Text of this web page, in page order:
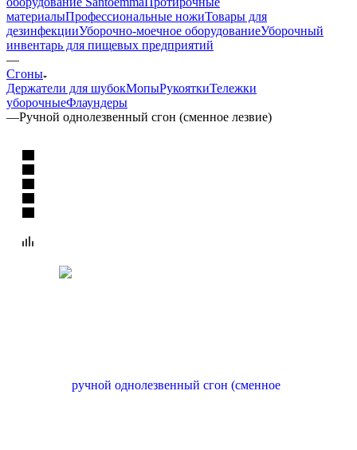
материалыПрофессиональные ножиТовары для
дезинфекцииУборочно-моечное оборудованиеУборочный
инвентарь для пищевых предприятий
—
Сгоны
Держатели для шубокМопыРукояткиТележки
уборочныеФлаундеры
—Ручной однолезвенный сгон (сменное лезвие)